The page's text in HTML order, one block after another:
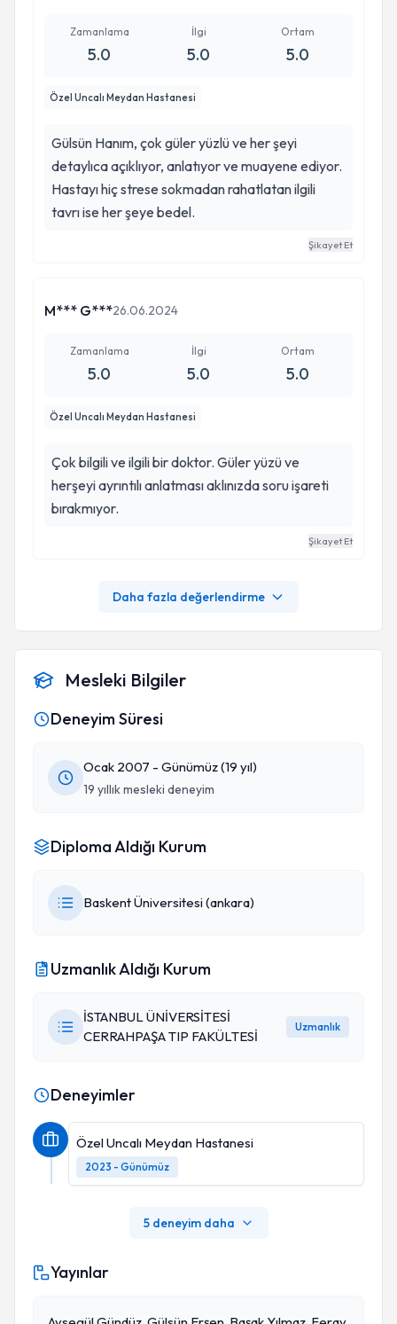
Zamanlama
5.0
İlgi
5.0
Ortam
5.0
Özel Uncalı Meydan Hastanesi
Gülsün Hanım, çok güler yüzlü ve her şeyi
detaylıca açıklıyor, anlatıyor ve muayene ediyor.
Hastayı hiç strese sokmadan rahatlatan ilgili
tavrı ise her şeye bedel.
Şikayet Et
M*** G***26.06.2024
Zamanlama
5.0
İlgi
5.0
Ortam
5.0
Özel Uncalı Meydan Hastanesi
Çok bilgili ve ilgili bir doktor. Güler yüzü ve
herşeyi ayrıntılı anlatması aklınızda soru işareti
bırakmıyor.
Şikayet Et
Daha fazla değerlendirme
Mesleki Bilgiler
Deneyim Süresi
Ocak 2007 - Günümüz (19 yıl)
19 yıllık mesleki deneyim
Diploma Aldığı Kurum
Baskent Üniversitesi (ankara)
Uzmanlık Aldığı Kurum
İSTANBUL ÜNİVERSİTESİ
CERRAHPAŞA TIP FAKÜLTESİ
Uzmanlık
Deneyimler
Özel Uncalı Meydan Hastanesi
2023 - Günümüz
5 deneyim daha
Yayınlar